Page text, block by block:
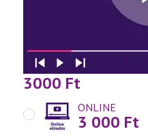
3000 Ft
ONLINE
3 000 Ft